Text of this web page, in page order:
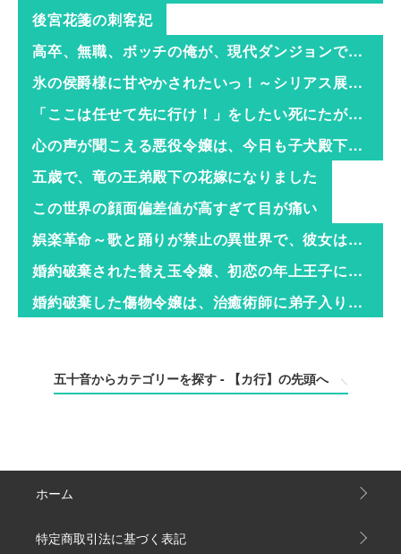
後宮花箋の刺客妃
高卒、無職、ボッチの俺が、現代ダンジョンで億を稼げたワケ～会社が倒産して無職になったので、今日から秘密のダンジョンに潜って稼いでいこうと思います～
氷の侯爵様に甘やかされたいっ！～シリアス展開しかない幼女に転生してしまった私の奮闘記～
「ここは任せて先に行け！」をしたい死にたがりの望まぬ宇宙下剋上
心の声が聞こえる悪役令嬢は、今日も子犬殿下に翻弄される
五歳で、竜の王弟殿下の花嫁になりました
この世界の顔面偏差値が高すぎて目が痛い
娯楽革命～歌と踊りが禁止の異世界で、彼女は舞台の上に立つ～
婚約破棄された替え玉令嬢、初恋の年上王子に溺愛される
婚約破棄した傷物令嬢は、治癒術師に弟子入りします！
五十音からカテゴリーを探す - 【カ行】の先頭へ
ホーム
特定商取引法に基づく表記